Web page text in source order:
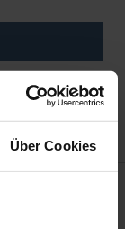
Über Cookies